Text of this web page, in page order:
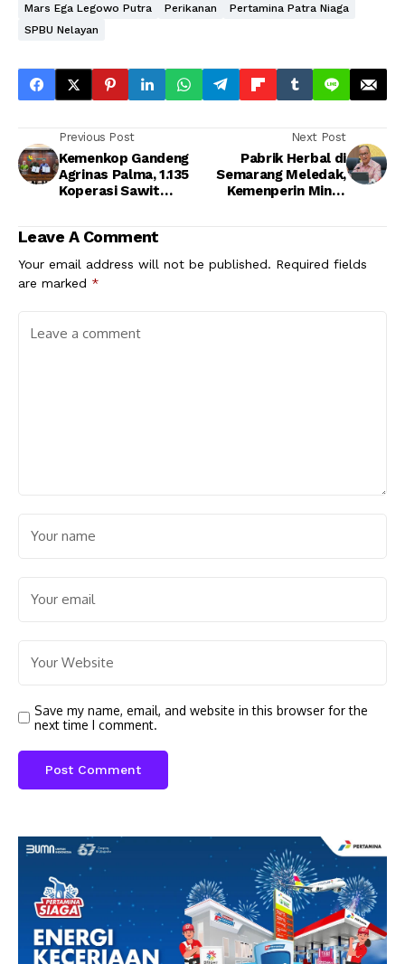
Mars Ega Legowo Putra Perikanan
Pertamina Patra Niaga
SPBU Nelayan
Previous Post
Kemenkop Gandeng
Agrinas Palma, 1.135
Koperasi Sawit
Next Post
Pabrik Herbal di
Semarang Meledak,
Kemenperin Minta
Leave A Comment
Your email address will not be published. Required fields
are marked *
Save my name, email, and website in this browser for the
next time I comment.